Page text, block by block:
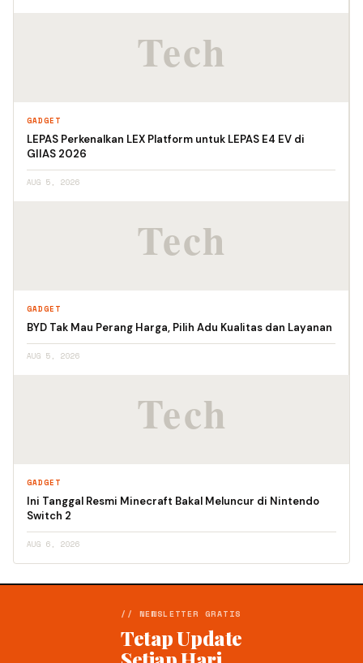
GADGET
LEPAS Perkenalkan LEX Platform untuk LEPAS E4 EV di
GIIAS 2026
AUG 5, 2026
GADGET
BYD Tak Mau Perang Harga, Pilih Adu Kualitas dan Layanan
AUG 5, 2026
GADGET
Ini Tanggal Resmi Minecraft Bakal Meluncur di Nintendo
Switch 2
AUG 6, 2026
// NEWSLETTER GRATIS
Tetap Update